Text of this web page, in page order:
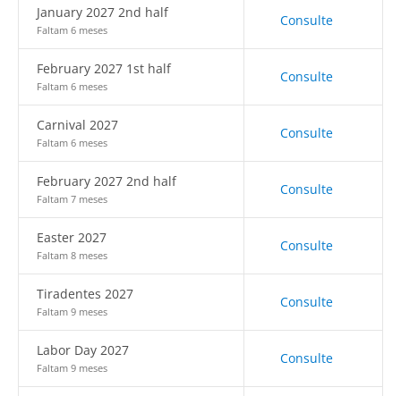
January 2027 2nd half
Faltam 6 meses
Consulte
February 2027 1st half
Faltam 6 meses
Consulte
Carnival 2027
Faltam 6 meses
Consulte
February 2027 2nd half
Faltam 7 meses
Consulte
Easter 2027
Faltam 8 meses
Consulte
Tiradentes 2027
Faltam 9 meses
Consulte
Labor Day 2027
Faltam 9 meses
Consulte